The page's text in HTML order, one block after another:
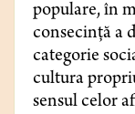
populare, în
consecință a
categorie
cultura
sensul celor